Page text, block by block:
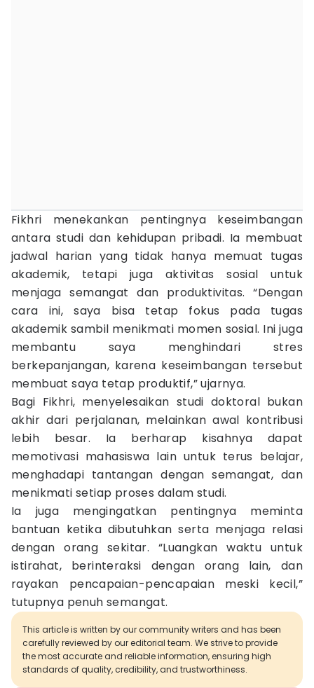
Fikhri menekankan pentingnya keseimbangan
antara studi dan kehidupan pribadi. Ia membuat
jadwal harian yang tidak hanya memuat tugas
akademik, tetapi juga aktivitas sosial untuk
menjaga semangat dan produktivitas. “Dengan
cara ini, saya bisa tetap fokus pada tugas
akademik sambil menikmati momen sosial. Ini juga
membantu saya menghindari stres
berkepanjangan, karena keseimbangan tersebut
membuat saya tetap produktif,” ujarnya.
Bagi Fikhri, menyelesaikan studi doktoral bukan
akhir dari perjalanan, melainkan awal kontribusi
lebih besar. Ia berharap kisahnya dapat
memotivasi mahasiswa lain untuk terus belajar,
menghadapi tantangan dengan semangat, dan
menikmati setiap proses dalam studi.
Ia juga mengingatkan pentingnya meminta
bantuan ketika dibutuhkan serta menjaga relasi
dengan orang sekitar. “Luangkan waktu untuk
istirahat, berinteraksi dengan orang lain, dan
rayakan pencapaian-pencapaian meski kecil,”
tutupnya penuh semangat.
This article is written by our community writers and has been
carefully reviewed by our editorial team. We strive to provide
the most accurate and reliable information, ensuring high
standards of quality, credibility, and trustworthiness.